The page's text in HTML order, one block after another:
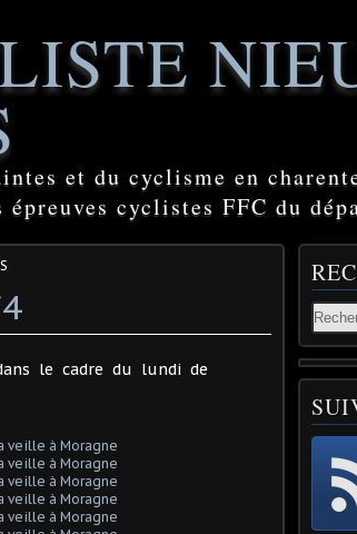
et du cyclisme en
cyclistes FFC du
le cadre du lundi de